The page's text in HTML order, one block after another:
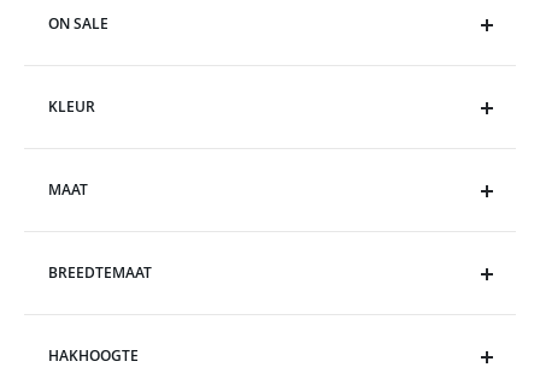
ON SALE
KLEUR
MAAT
BREEDTEMAAT
HAKHOOGTE